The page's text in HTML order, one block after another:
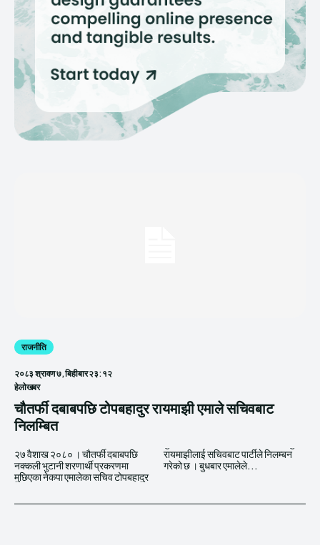
राजनीति
२०८३ श्रावण ७, बिहीबार २३:१२
हेलाेखबर
चौतर्फी दबाबपछि टोपबहादुर रायमाझी एमाले सचिवबाट
निलम्बित
२७ वैशाख २०८० । चौतर्फी दबाबपछि
नक्कली भुटानी शरणार्थी प्रकरणमा
मुछिएका नेकपा एमालेका सचिव टोपबहादुर
रायमाझीलाई सचिवबाट पार्टीले निलम्बन
गरेको छ । बुधबार एमालेले...